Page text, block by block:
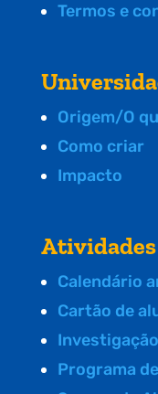
Termos e
Origem/O
Como criar
Impacto
Atividades
Calendário
Cartão de
Investigação
Programa